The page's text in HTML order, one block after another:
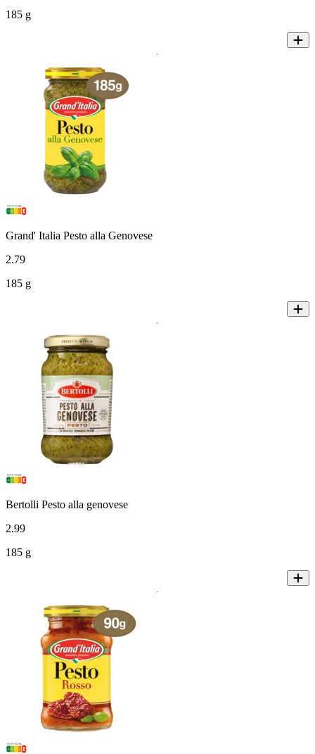
185 g
Grand' Italia Pesto alla Genovese
2.79
185 g
Bertolli Pesto alla genovese
2.99
185 g